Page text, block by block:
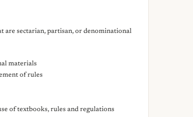
are sectarian, partisan, or denominational
materials
of rules
of textbooks, rules and regulations